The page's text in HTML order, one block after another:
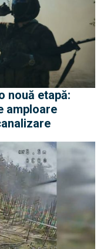
nouă etapă:
amploare